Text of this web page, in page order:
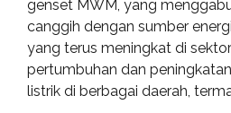
genset MWM, yang
canggih dengan sumber
yang terus meningkat di
pertumbuhan dan
listrik di berbagai daerah,